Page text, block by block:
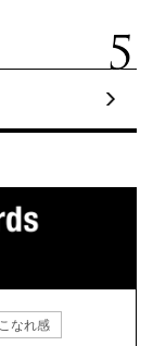
こなれ感